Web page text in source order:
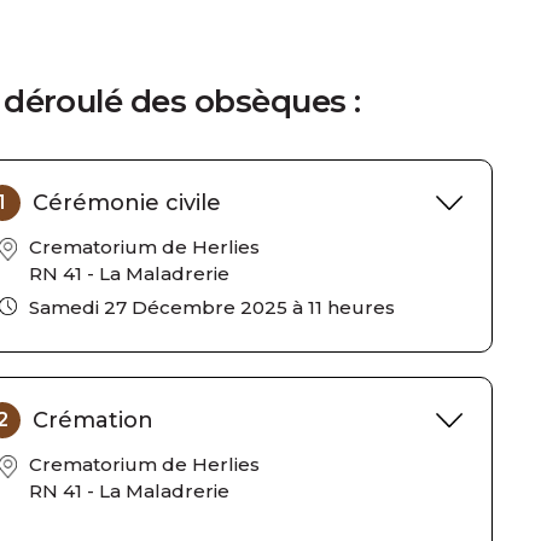
des obsèques :
Cérémonie civile
Crematorium de Herlies
RN 41 - La Maladrerie
Samedi 27 Décembre 2025 à 11 heures
Crémation
Crematorium de Herlies
RN 41 - La Maladrerie